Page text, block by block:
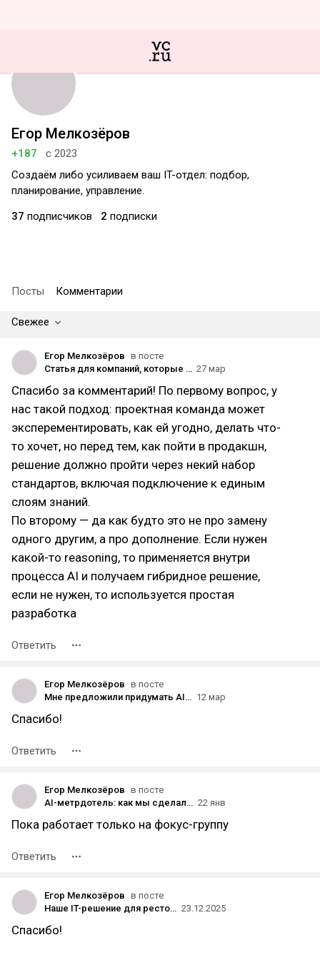
Егор Мелкозёров
+187
с 2023
Создаём либо усиливаем ваш IT-отдел: подбор,
планирование, управление.
37 подписчиков 2 подписки
Посты Комментарии
Свежее
Егор Мелкозёров в посте
Статья для компаний, которые хотят создать единый AI-слой, а не получить набор не связанных проектов 27 мар
Спасибо за комментарий! По первому вопрос, у
нас такой подход: проектная команда может
эксперементировать, как ей угодно, делать что-
то хочет, но перед тем, как пойти в продакшн,
решение должно пройти через некий набор
стандартов, включая подключение к единым
слоям знаний.
По второму — да как будто это не про замену
одного другим, а про дополнение. Если нужен
какой-то reasoning, то применяется внутри
процесса AI и получаем гибридное решение,
если не нужен, то используется простая
разработка
Ответить
Егор Мелкозёров в посте
Мне предложили придумать AI-трансформацию для целой республики. Вот какой путь я предложил Сан-Марино 12 мар
Спасибо!
Ответить
Егор Мелкозёров в посте
AI-метрдотель: как мы сделали реального ИИ-сотрудника для сети ресторанов 22 янв
Пока работает только на фокус-группу
Ответить
Егор Мелкозёров в посте
Наше IT-решение для ресторанов, которое повысило средний чек, LTV, заполняемость ресторана и разгрузило работу персонала 23.12.2025
Спасибо!